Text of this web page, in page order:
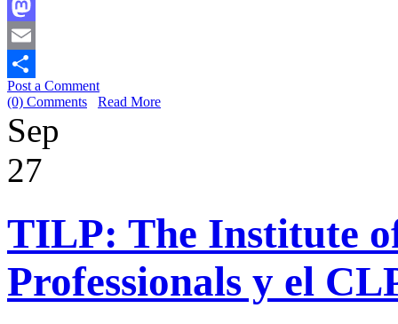
Facebook
Mastodon
Email
Share
Post a Comment
(0) Comments
Read More
Sep
27
TILP: The Institute
Professionals y el